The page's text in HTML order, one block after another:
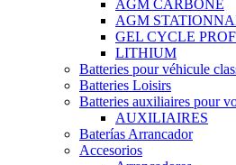
AGM CARBONE
AGM
GEL CYCLE
LITHIUM
Batteries pour véhicule
Batteries Loisirs
Batteries auxiliaires pour
AUXILIAIRES
Baterías Arrancador
Accesorios